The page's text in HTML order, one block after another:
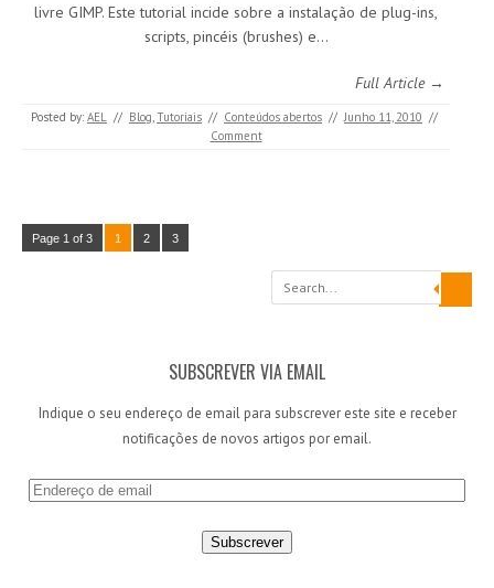
livre GIMP. Este tutorial incide sobre a instalação de plug-ins,
scripts, pincéis (brushes) e…
Full Article →
Posted by: AEL // Blog,Tutoriais // Conteúdos abertos // Junho 11, 2010 //
Comment
Page 1 of 3 1 2 3
Search
SUBSCREVER VIA EMAIL
Indique o seu endereço de email para subscrever este site e receber
notificações de novos artigos por email.
E